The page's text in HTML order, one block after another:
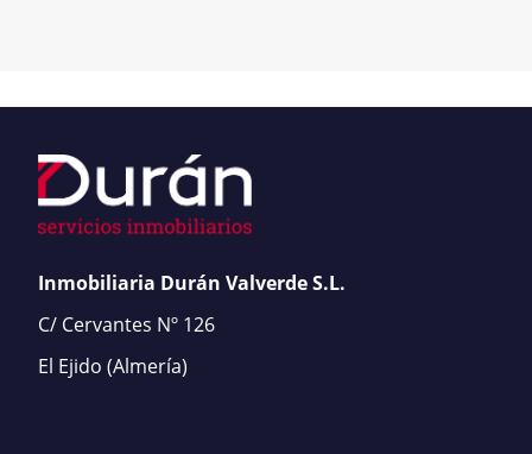
Inmobiliaria Durán Valverde S.L.
C/ Cervantes Nº 126
El Ejido (Almería)